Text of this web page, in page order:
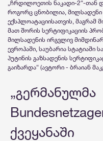
„ჩრდილოეთის ნაკადი-2“-თან
როგორც ცნობილია, მილსადენი
ექსპლოატაციისათვის, მაგრამ
მათ შორის სერტიფიკაციის
მილსადენის ირგვლივ
ევროპაში, საუბარია სტატიაში
პუტინის გაზსადენის
გაიზარდა“ (ავტორი - ბრაიან
ქვეყანაში